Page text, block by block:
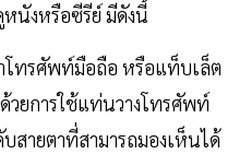
นังหรือซีรีย์ มีดังนี้
โทรศัพท์มือถือ หรือแท็บเล็ต
วยการใช้แท่นวางโทรศัพท์
สายตาที่สามารถมองเห็นได้